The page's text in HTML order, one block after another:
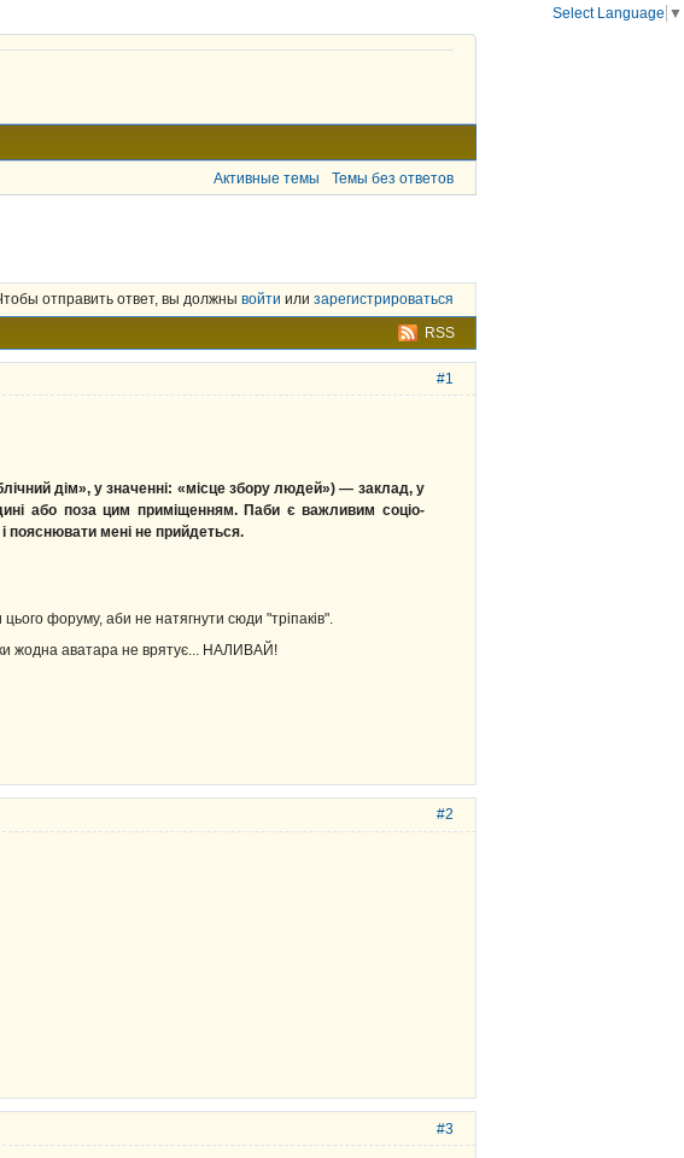
Активные темы Темы без ответов
отправить ответ, вы должны войти или зарегистрироваться
RSS
#1
дім», у значенні: «місце збору людей») — заклад, у
або поза цим приміщенням. Паби є важливим соціо-
пояснювати мені не прийдеться.
форуму, аби не натягнути сюди "тріпаків".
жодна аватара не врятує... НАЛИВАЙ!
#2
#3
Select Language ▼